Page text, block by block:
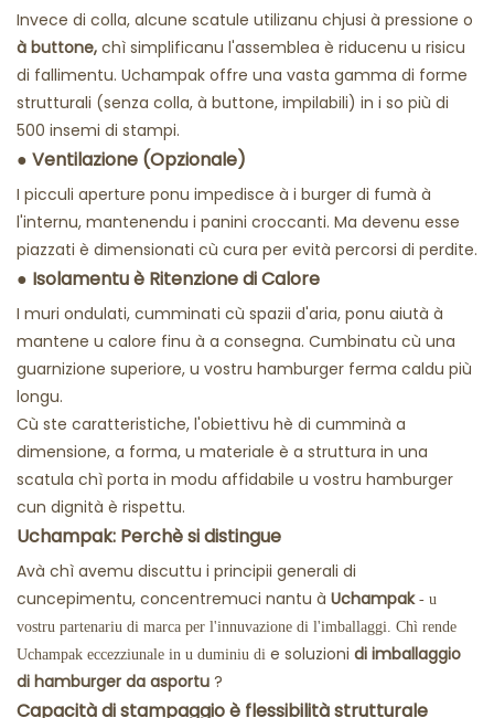
Invece di colla, alcune scatule utilizanu chjusi à pressione o
à buttone, chì simplificanu l'assemblea è riducenu u risicu
di fallimentu. Uchampak offre una vasta gamma di forme
strutturali (senza colla, à buttone, impilabili) in i so più di
500 insemi di stampi.
● Ventilazione (Opzionale)
I picculi aperture ponu impedisce à i burger di fumà à
l'internu, mantenendu i panini croccanti. Ma devenu esse
piazzati è dimensionati cù cura per evità percorsi di perdite.
● Isolamentu è Ritenzione di Calore
I muri ondulati, cumminati cù spazii d'aria, ponu aiutà à
mantene u calore finu à a consegna. Cumbinatu cù una
guarnizione superiore, u vostru hamburger ferma caldu più
longu.
Cù ste caratteristiche, l'obiettivu hè di cumminà a
dimensione, a forma, u materiale è a struttura in una
scatula chì porta in modu affidabile u vostru hamburger
cun dignità è rispettu.
Uchampak: Perchè si distingue
Avà chì avemu discuttu i principii generali di
cuncepimentu, concentremuci nantu à Uchampak - u
vostru partenariu di marca per l'innuvazione di l'imballaggi. Chì rende
Uchampak eccezziunale in u duminiu di e soluzioni di imballaggio
di hamburger da asportu ?
Capacità di stampaggio è flessibilità strutturale